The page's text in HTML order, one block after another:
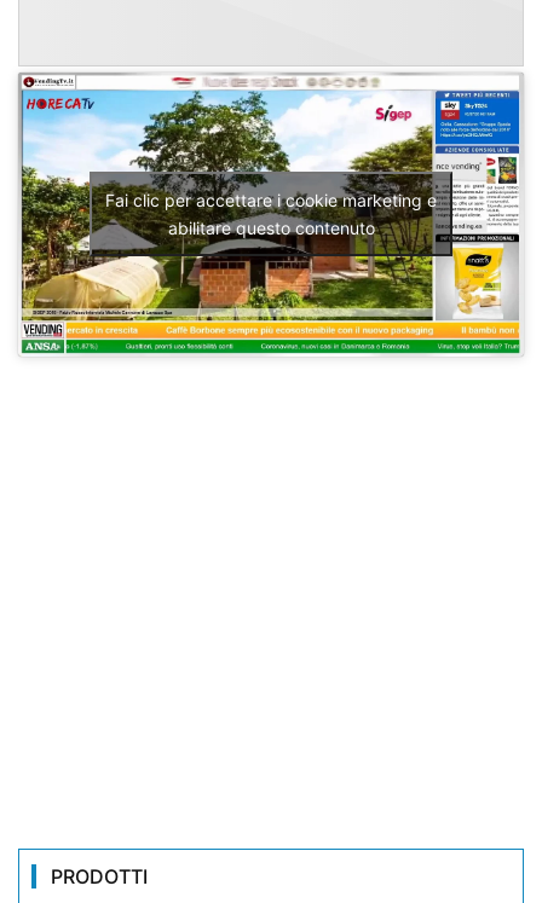
Fai clic per accettare i cookie marketing e
abilitare questo contenuto
PRODOTTI